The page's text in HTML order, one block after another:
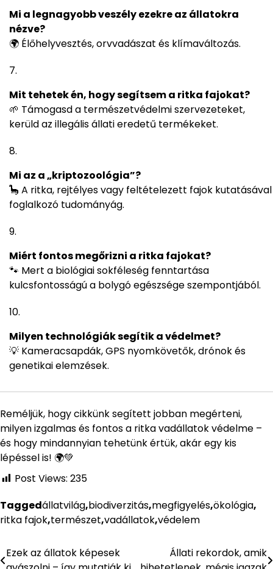
Mi a legnagyobb veszély ezekre az állatokra
nézve?
🌍 Élőhelyvesztés, orvvadászat és klímaváltozás.
Mit tehetek én, hogy segítsem a ritka fajokat?
🌱 Támogasd a természetvédelmi szervezeteket,
kerüld az illegális állati eredetű termékeket.
Mi az a „kriptozoológia”?
🦕 A ritka, rejtélyes vagy feltételezett fajok kutatásával
foglalkozó tudományág.
Miért fontos megőrizni a ritka fajokat?
🐾 Mert a biológiai sokféleség fenntartása
kulcsfontosságú a bolygó egészsége szempontjából.
Milyen technológiák segítik a védelmet?
💡 Kameracsapdák, GPS nyomkövetők, drónok és
genetikai elemzések.
Reméljük, hogy cikkünk segített jobban megérteni,
milyen izgalmas és fontos a ritka vadállatok védelme –
és hogy mindannyian tehetünk értük, akár egy kis
lépéssel is! 🌍💚
Post Views: 235
Taggedállatvilág,biodiverzitás,megfigyelés,ökológia,
ritka fajok,természet,vadállatok,védelem
Bejegyzés
Ezek az állatok képesek
Állati rekordok, amik